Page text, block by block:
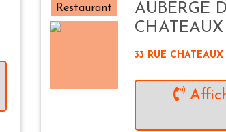
Restaurant
AUBERGE
CHATEAUX
33 RUE CHATEAUX